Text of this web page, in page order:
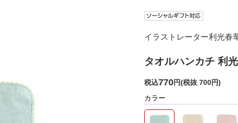
イラストレーター利光春
タオルハンカチ 利
税込770円(税抜 700円)
カラー